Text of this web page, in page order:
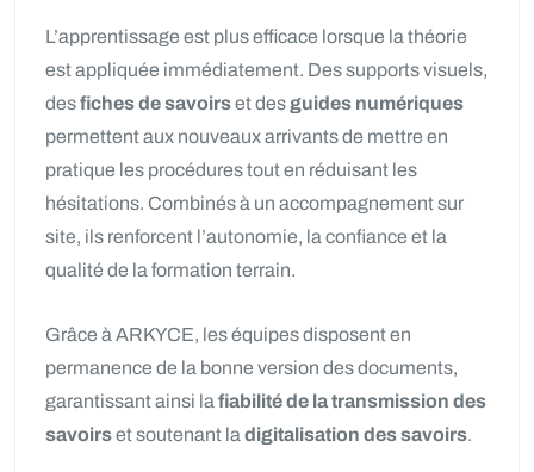
L’apprentissage est plus efficace lorsque la théorie
est appliquée immédiatement. Des supports visuels,
desfiches de savoirset des guides numériques
permettent aux nouveaux arrivants de mettre en
pratique les procédures tout en réduisant les
hésitations. Combinés à un accompagnement sur
site, ils renforcent l’autonomie, la confiance et la
qualité de la formation terrain.
Grâce à ARKYCE, les équipes disposent en
permanence de la bonne version des documents,
garantissant ainsi la fiabilité de la transmission des
savoirset soutenant la digitalisation des savoirs.